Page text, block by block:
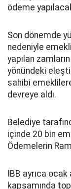
ödeme
Son dönemde
nedeniyle
yapılan zamların
yönündeki
sahibi
devreye aldı.
Belediye
içinde 20 bin
Ödemelerin
İBB ayrıca
kapsamında